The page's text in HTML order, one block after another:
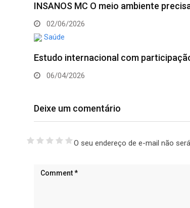
INSANOS MC O meio ambiente
02/06/2026
Saúde
Estudo internacional com
06/04/2026
Deixe um comentário
O seu endereço de e-mail não